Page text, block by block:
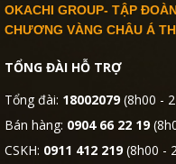
OKACHI GROUP- TẬP
CHƯƠNG VÀNG CHÂU Á
TỔNG ĐÀI HỖ TRỢ
Tổng đài: 18002079(8h00 -
Bán hàng: 0904 66 22 19
CSKH: 0911 412 219(8h00 -